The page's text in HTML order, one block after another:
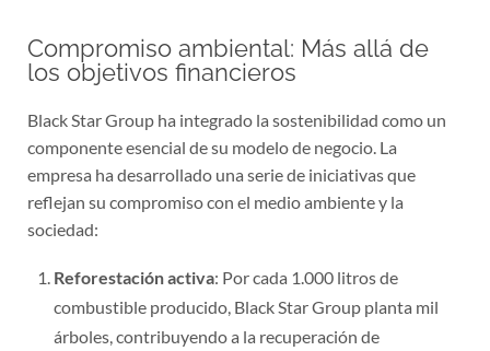
Compromiso ambiental: Más allá de
los objetivos financieros
Black Star Group ha integrado la sostenibilidad como un
componente esencial de su modelo de negocio. La
empresa ha desarrollado una serie de iniciativas que
reflejan su compromiso con el medio ambiente y la
sociedad:
Reforestación activa: Por cada 1.000 litros de
combustible producido, Black Star Group planta mil
árboles, contribuyendo a la recuperación de